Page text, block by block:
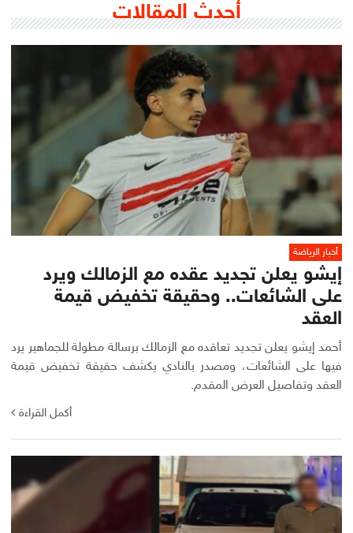
أحدث المقالات
أخبار الرياضة
إيشو يعلن تجديد عقده مع الزمالك ويرد
على الشائعات.. وحقيقة تخفيض قيمة
العقد
أحمد إيشو يعلن تجديد تعاقده مع الزمالك برسالة مطولة للجماهير يرد
فيها على الشائعات، ومصدر بالنادي يكشف حقيقة تخفيض قيمة
العقد وتفاصيل العرض المقدم.
أكمل القراءة